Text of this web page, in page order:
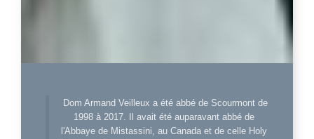
Dom Armand Veilleux a été abbé de Scourmont de
1998 à 2017. Il avait été auparavant abbé de
l'Abbaye de Mistassini, au Canada et de celle Holy